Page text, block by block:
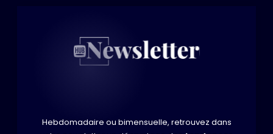
Hebdomadaire ou bimensuelle, retrouvez dans